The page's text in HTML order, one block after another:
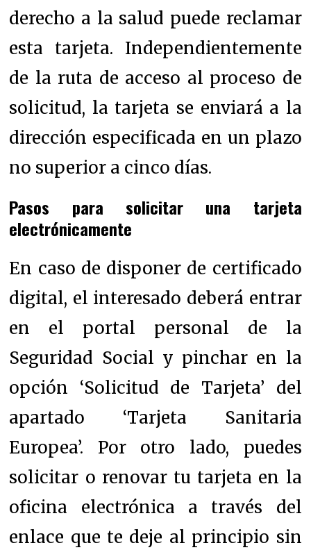
derecho a la salud puede reclamar
esta tarjeta. Independientemente
de la ruta de acceso al proceso de
solicitud, la tarjeta se enviará a la
dirección especificada en un plazo
no superior a cinco días.
Pasos para solicitar una tarjeta
electrónicamente
En caso de disponer de certificado
digital, el interesado deberá entrar
en el portal personal de la
Seguridad Social y pinchar en la
opción ‘Solicitud de Tarjeta’ del
apartado ‘Tarjeta Sanitaria
Europea’. Por otro lado, puedes
solicitar o renovar tu tarjeta en la
oficina electrónica a través del
enlace que te deje al principio sin